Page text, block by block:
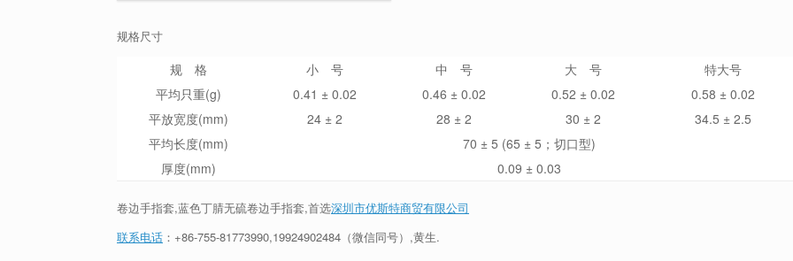
规格尺寸
规 格 小 号 中 号 大 号
特大号
平均只重(g)
0.41 ± 0.02 0.46 ± 0.02 0.52 ± 0.02
0.58 ± 0.02
平放宽度(mm)
24 ± 2 28 ± 2 30 ± 2
34.5 ± 2.5
平均长度(mm)
70 ± 5 (65 ± 5；切口型)
厚度(mm)
0.09 ± 0.03
卷边手指套,蓝色丁腈无硫卷边手指套,首选深圳市优斯特商贸有限公司
联系电话 ：+86-755-81773990,19924902484（微信同号）,黄生.